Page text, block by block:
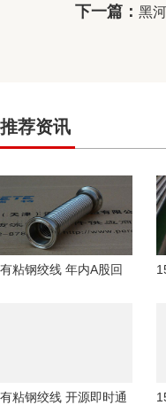
下一篇： 黑
推荐资讯
有粘钢绞线 年内A股回
有粘钢绞线 开源即时通